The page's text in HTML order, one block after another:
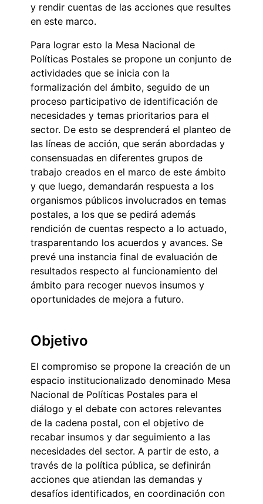
y rendir cuentas de las acciones que resultes
en este marco.
Para lograr esto la Mesa Nacional de
Políticas Postales se propone un conjunto de
actividades que se inicia con la
formalización del ámbito, seguido de un
proceso participativo de identificación de
necesidades y temas prioritarios para el
sector. De esto se desprenderá el planteo de
las líneas de acción, que serán abordadas y
consensuadas en diferentes grupos de
trabajo creados en el marco de este ámbito
y que luego, demandarán respuesta a los
organismos públicos involucrados en temas
postales, a los que se pedirá además
rendición de cuentas respecto a lo actuado,
trasparentando los acuerdos y avances. Se
prevé una instancia final de evaluación de
resultados respecto al funcionamiento del
ámbito para recoger nuevos insumos y
oportunidades de mejora a futuro.
Objetivo
El compromiso se propone la creación de un
espacio institucionalizado denominado Mesa
Nacional de Políticas Postales para el
diálogo y el debate con actores relevantes
de la cadena postal, con el objetivo de
recabar insumos y dar seguimiento a las
necesidades del sector. A partir de esto, a
través de la política pública, se definirán
acciones que atiendan las demandas y
desafíos identificados, en coordinación con